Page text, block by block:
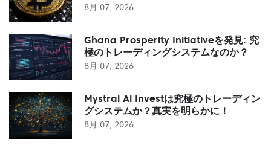
8月 07, 2026
Ghana Prosperity Initiativeを発見: 究
極のトレーディングシステムなのか？
8月 07, 2026
Mystral Ai Investは究極のトレーディン
グシステムか？真実を明らかに！
8月 07, 2026